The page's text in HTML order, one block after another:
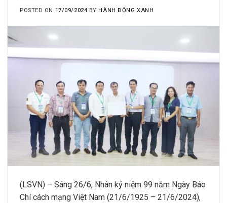
POSTED ON 17/09/2024 BYHÀNH ĐỘNG XANH
(LSVN) – Sáng 26/6, Nhân kỷ niệm 99 năm Ngày Báo
Chí cách mạng Việt Nam (21/6/1925 – 21/6/2024),